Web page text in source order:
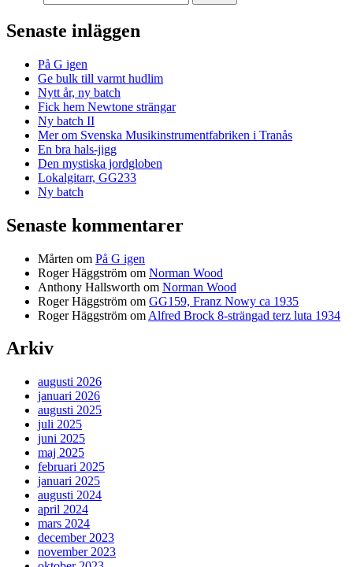
Senaste inläggen
På G igen
Ge bulk till varmt hudlim
Nytt år, ny batch
Fick hem Newtone strängar
Ny batch II
Mer om Svenska Musikinstrumentfabriken i Tranås
En bra hals-jigg
Den mystiska jordgloben
Lokalgitarr, GG233
Ny batch
Senaste kommentarer
Mårten om På G igen
Roger Häggström om Norman Wood
Anthony Hallsworth om Norman Wood
Roger Häggström om GG159, Franz Nowy ca 1935
Roger Häggström om Alfred Brock 8-strängad terz luta 1934
Arkiv
augusti 2026
januari 2026
augusti 2025
juli 2025
juni 2025
maj 2025
februari 2025
januari 2025
augusti 2024
april 2024
mars 2024
december 2023
november 2023